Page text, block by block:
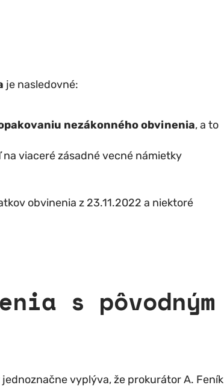
je nasledovné:
nezákonného obvinenia, a to
viaceré zásadné vecné námietky
obvinenia z 23.11.2022 a niektoré
s pôvodným
vyplýva, že prokurátor A. Feník